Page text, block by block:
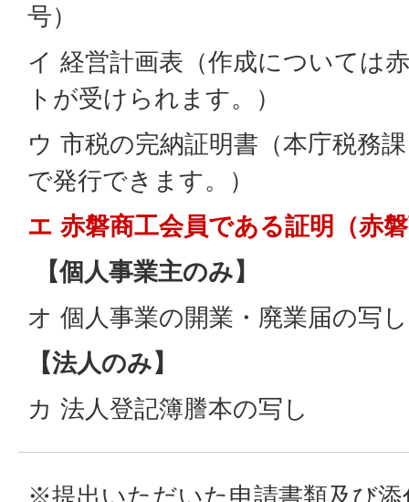
号）
イ 経営計画表（作成については
トが受けられます。）
ウ 市税の完納証明書（本庁税務
で発行できます。）
エ 赤磐商工会員である証明（赤
【個人事業主のみ】
オ 個人事業の開業・廃業届の写し
【法人のみ】
カ 法人登記簿謄本の写し
※提出いただいた申請書類及び